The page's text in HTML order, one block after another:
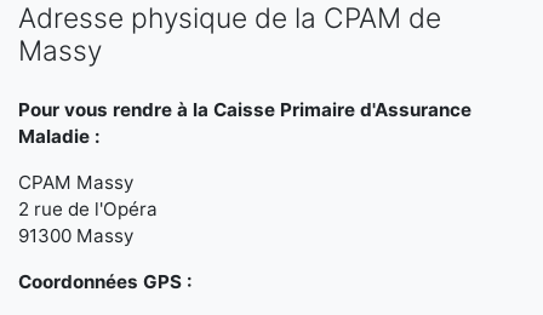
Adresse physique de la CPAM de
Massy
Pour vous rendre à la Caisse Primaire d'Assurance
Maladie :
CPAM Massy
2 rue de l'Opéra
91300 Massy
Coordonnées GPS :